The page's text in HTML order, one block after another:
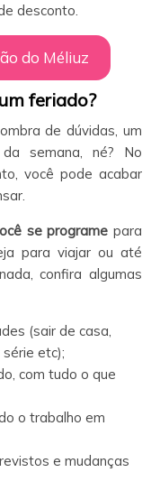
desconto.
do Méliuz
feriado?
de dúvidas, um
semana, né? No
você pode acabar
se programe para
para viajar ou até
confira algumas
(sair de casa,
etc);
com tudo o que
o trabalho em
e mudanças